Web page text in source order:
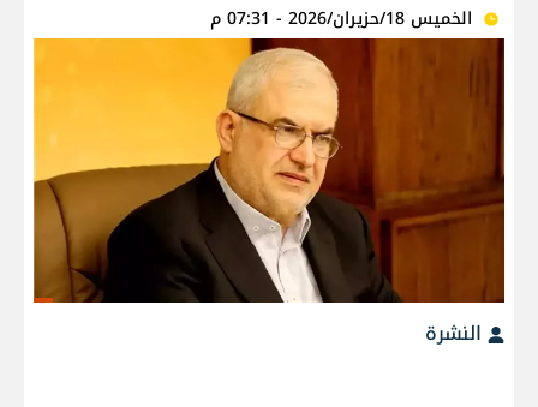
الخميس 18/حزيران/2026 - 07:31 م
النشرة